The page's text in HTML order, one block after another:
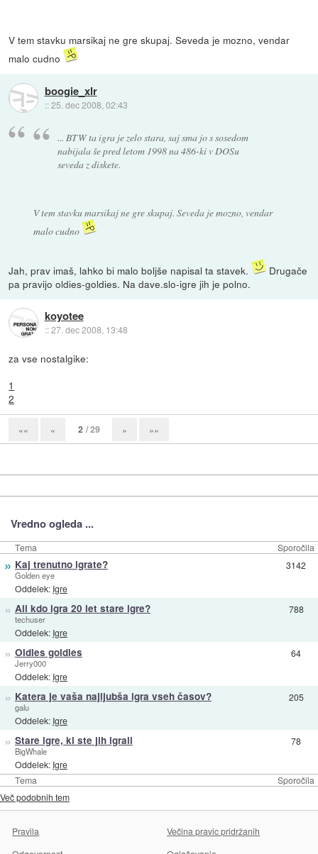
V tem stavku marsikaj ne gre skupaj. Seveda je mozno, vendar
malo cudno
boogie_xlr
::25. dec 2008, 02:43
... BTW ta igra je zelo stara, saj sma jo s sosedom
nabijala še pred letom 1998 na 486-ki v DOSu
seveda z diskete.
V tem stavku marsikaj ne gre skupaj. Seveda je mozno, vendar
malo cudno
Jah, prav imaš, lahko bi malo boljše napisal ta stavek.
Drugače
pa pravijo oldies-goldies. Na dave.slo-igre jih je polno.
koyotee
::27. dec 2008, 13:48
za vse nostalgike:
1
2
«« « 2 / 29 » »»
Vredno ogleda ...
Tema Sporočila
Tema Sporočila
» Kaj trenutno igrate?
Golden eye
Oddelek: Igre
3142
» Ali kdo igra 20 let stare igre?
techuser
Oddelek: Igre
788
» Oldies goldies
Jerry000
Oddelek: Igre
64
» Katera je vaša najljubša igra vseh časov?
galu
Oddelek: Igre
205
» Stare igre, ki ste jih igrali
BigWhale
Oddelek: Igre
78
Več podobnih tem
Pravila
Večina pravic pridržanih